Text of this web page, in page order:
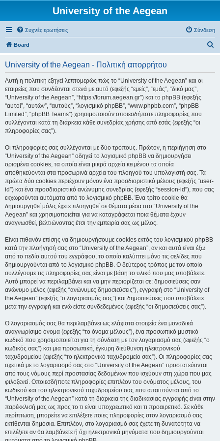
University of the Aegean
Συχνές ερωτήσεις Σύνδεση
Board
University of the Aegean - Πολιτική απορρήτου
Αυτή η πολιτική εξηγεί λεπτομερώς πώς το “University of the Aegean” και οι
εταιρείες που συνδέονται στενά με αυτό (εφεξής “εμείς”, “εμάς”, “δικό μας”,
“University of the Aegean”, “https://forum.aegean.gr”) και το phpBB (εφεξής
“αυτοί”, “αυτών”, “αυτούς”, “λογισμικό phpBB”, “www.phpbb.com”, “phpBB
Limited”, “phpBB Teams”) χρησιμοποιούν οποιεσδήποτε πληροφορίες που
συλλέγονται κατά τη διάρκεια κάθε συνεδρίας χρήσης από εσάς (εφεξής “οι
πληροφορίες σας”).
Οι πληροφορίες σας συλλέγονται με δύο τρόπους. Πρώτον, η περιήγηση στο
“University of the Aegean” οδηγεί το λογισμικό phpBB να δημιουργήσει
ορισμένα cookies, τα οποία είναι μικρά αρχεία κειμένου τα οποία
αποθηκεύονται στα προσωρινά αρχεία του πλοηγού του υπολογιστή σας. Τα
πρώτα δύο cookies περιέχουν μόνον ένα προσδιοριστικό μέλους (εφεξής “user-
id”) και ένα προσδιοριστικό ανώνυμης συνεδρίας (εφεξής “session-id”), που σας
εκχωρούνται αυτόματα από το λογισμικό phpBB. Ένα τρίτο cookie θα
δημιουργηθεί μόλις έχετε πλοηγηθεί σε θέματα μέσα στο “University of the
Aegean” και χρησιμοποιείται για να καταγράφεται ποια θέματα έχουν
αναγνωσθεί, βελτιώνοντας έτσι την εμπειρία σας ως μέλος.
Είναι πιθανόν επίσης να δημιουργήσουμε cookies εκτός του λογισμικού phpBB
κατά την πλοήγησή σας στο “University of the Aegean”, αν και αυτά είναι έξω
από το πεδίο αυτού του εγγράφου, το οποίο καλύπτει μόνο τις σελίδες που
δημιουργούνται από το λογισμικό phpBB. Ο δεύτερος τρόπος με τον οποίο
συλλέγουμε τις πληροφορίες σας είναι με βάση το υλικό που μας υποβάλετε.
Αυτό μπορεί να περιλαμβάνει και να μην περιορίζεται σε: δημοσιεύσεις σαν
ανώνυμο μέλος (εφεξής “ανώνυμες δημοσιεύσεις”), εγγραφή στο “University of
the Aegean” (εφεξής “ο λογαριασμός σας”) και δημοσιεύσεις που υποβάλετε
μετά την εγγραφή και ενώ είστε συνδεδεμένος (εφεξής “οι δημοσιεύσεις σας”).
Ο λογαριασμός σας θα περιλαμβάνει ως ελάχιστα στοιχεία ένα μοναδικά
αναγνωρίσιμο όνομα (εφεξής “το όνομα μέλους”), ένα προσωπικό μυστικό
κωδικό που χρησιμοποιείται για τη σύνδεση με τον λογαριασμό σας (εφεξής “ο
κωδικός σας”) και μια προσωπική, έγκυρη διεύθυνση ηλεκτρονικού
ταχυδρομείου (εφεξής “το ηλεκτρονικό ταχυδρομείο σας”). Οι πληροφορίες σας
σχετικά με το λογαριασμό σας στο “University of the Aegean” προστατεύονται
από τους νόμους περί προστασίας δεδομένων που ισχύουν στη χώρα που μας
φιλοξενεί. Οποιεσδήποτε πληροφορίες επιπλέον του ονόματος μέλους, του
κωδικού και του ηλεκτρονικού ταχυδρομείου σας που απαιτούνται από το
“University of the Aegean” κατά τη διάρκεια της διαδικασίας εγγραφής είναι στην
παρέκκλισή μας ως προς το τι είναι υποχρεωτικό και τι προαιρετικό. Σε κάθε
περίπτωση, μπορείτε να επιλέξετε ποιες πληροφορίες στον λογαριασμό σας
εκτίθενται δημόσια. Επιπλέον, στο λογαριασμό σας έχετε τη δυνατότητα να
επιλέξετε αν θα λαμβάνετε ή όχι ηλεκτρονικά μηνύματα που δημιουργούνται